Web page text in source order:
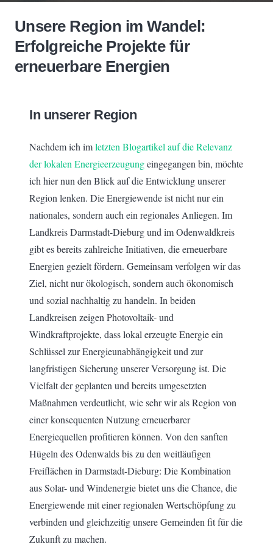
Unsere Region im Wandel:
Erfolgreiche Projekte für
erneuerbare Energien
In unserer Region
Nachdem ich imletzten Blogartikel auf die Relevanz
der lokalen Energieerzeugungeingegangen bin, möchte
ich hier nun den Blick auf die Entwicklung unserer
Region lenken. Die Energiewende ist nicht nur ein
nationales, sondern auch ein regionales Anliegen. Im
Landkreis Darmstadt-Dieburg und im Odenwaldkreis
gibt es bereits zahlreiche Initiativen, die erneuerbare
Energien gezielt fördern. Gemeinsam verfolgen wir das
Ziel, nicht nur ökologisch, sondern auch ökonomisch
und sozial nachhaltig zu handeln. In beiden
Landkreisen zeigen Photovoltaik- und
Windkraftprojekte, dass lokal erzeugte Energie ein
Schlüssel zur Energieunabhängigkeit und zur
langfristigen Sicherung unserer Versorgung ist. Die
Vielfalt der geplanten und bereits umgesetzten
Maßnahmen verdeutlicht, wie sehr wir als Region von
einer konsequenten Nutzung erneuerbarer
Energiequellen profitieren können. Von den sanften
Hügeln des Odenwalds bis zu den weitläufigen
Freiflächen in Darmstadt-Dieburg: Die Kombination
aus Solar- und Windenergie bietet uns die Chance, die
Energiewende mit einer regionalen Wertschöpfung zu
verbinden und gleichzeitig unsere Gemeinden fit für die
Zukunft zu machen.